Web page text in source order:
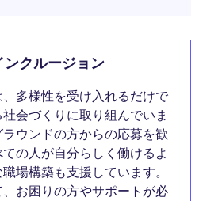
クルージョン
多様性を受け入れるだけで
会づくりに取り組んでいま
ウンドの方からの応募を歓
の人が自分らしく働けるよ
場構築も支援しています。
お困りの方やサポートが必